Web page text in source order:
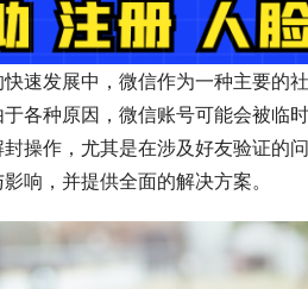
速发展中，微信作为一种主要的
各种原因，微信账号可能会被临
操作，尤其是在涉及好友验证的
响，并提供全面的解决方案。